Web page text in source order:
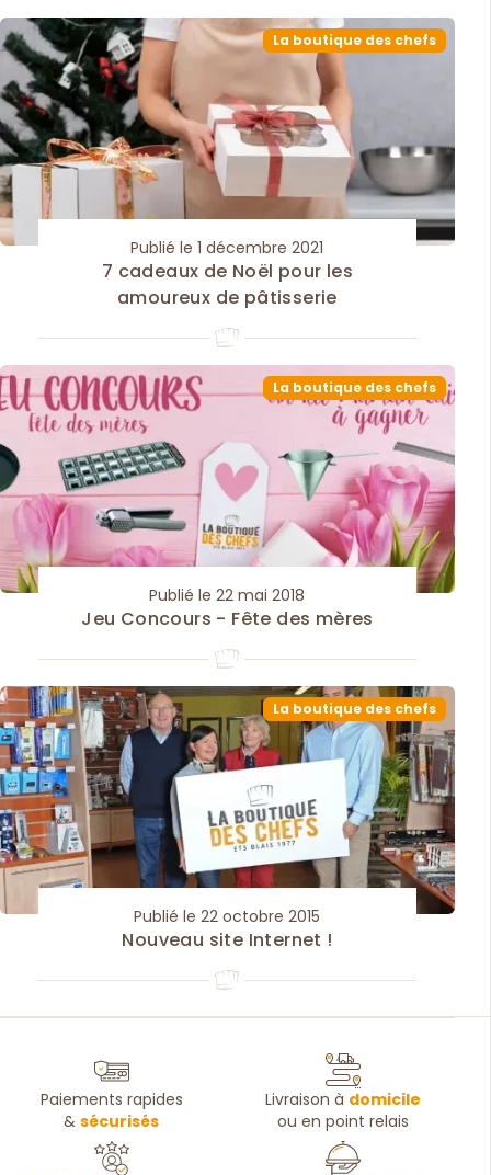
La boutique des chefs
Publié le 1 décembre 2021
7 cadeaux de Noël pour les
amoureux de pâtisserie
La boutique des chefs
Publié le 22 mai 2018
Jeu Concours - Fête des mères
La boutique des chefs
Publié le 22 octobre 2015
Nouveau site Internet !
Paiements rapides
&sécurisés
Livraison à domicile
ou en point relais